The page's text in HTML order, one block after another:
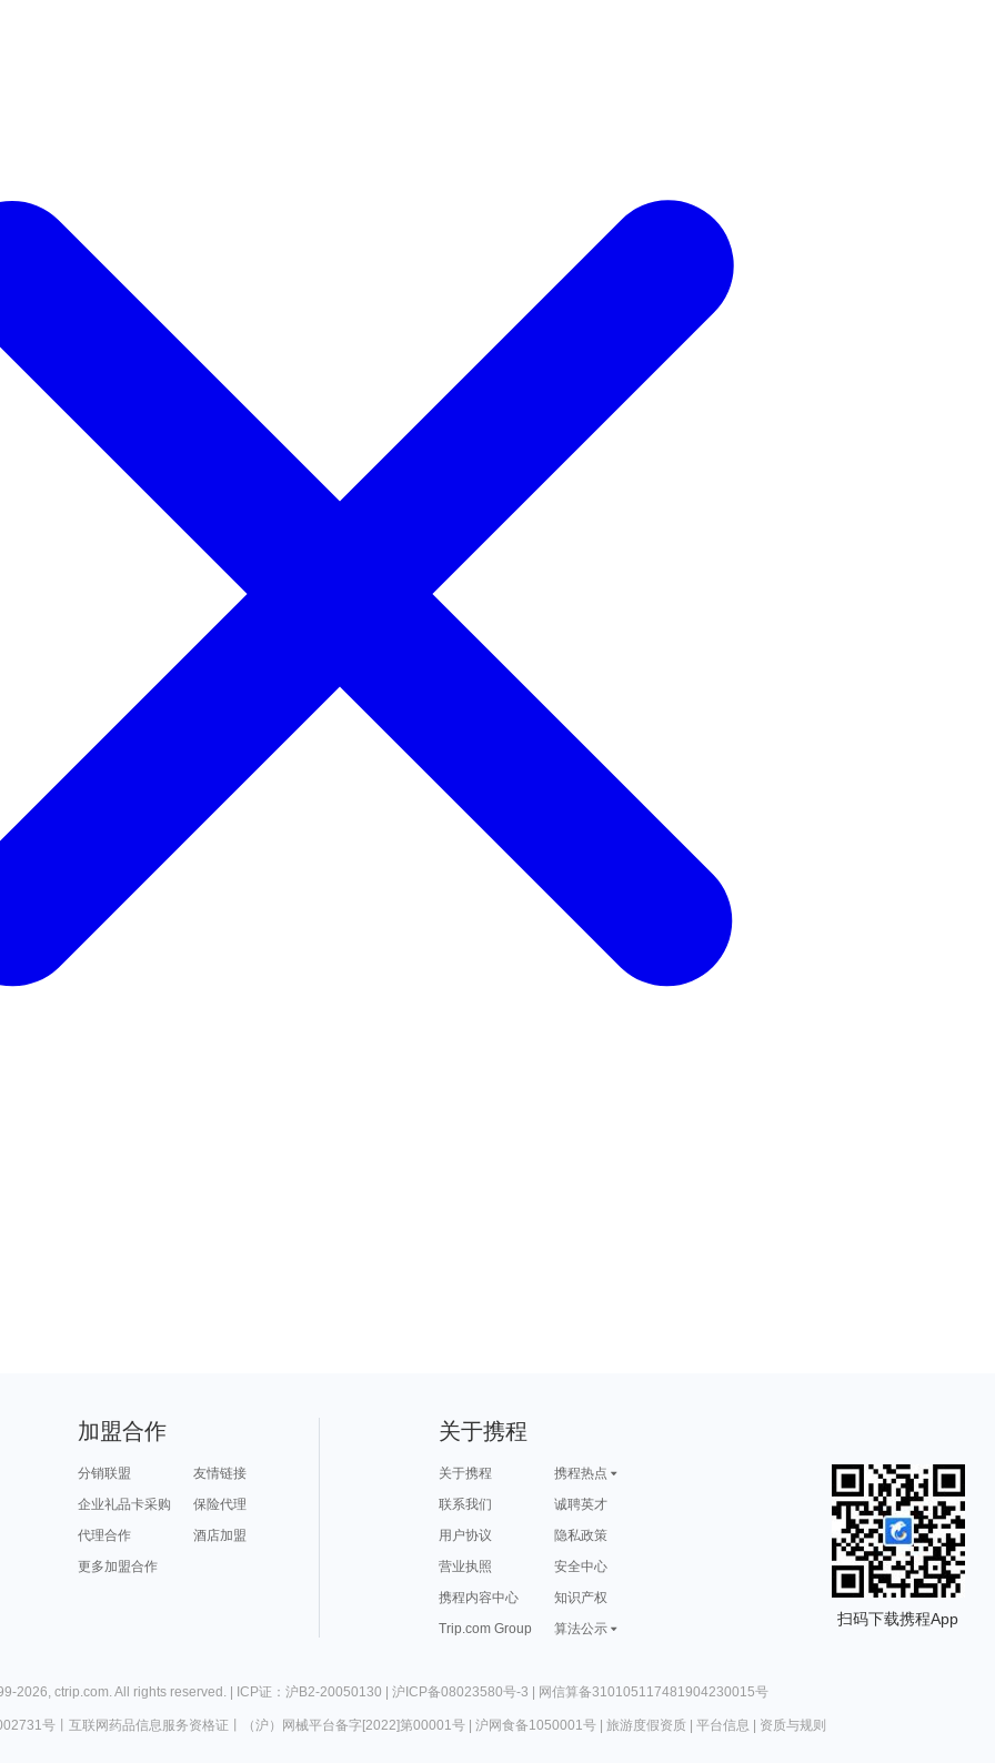
加盟合作
分销联盟
友情链接
企业礼品卡采购
保险代理
代理合作
酒店加盟
更多加盟合作
关于携程
关于携程
携程热点
联系我们
诚聘英才
用户协议
隐私政策
营业执照
安全中心
携程内容中心
知识产权
Trip.com Group
算法公示
扫码下载携程App
2026, ctrip.com. All rights reserved. | ICP证：沪B2-20050130 | 沪ICP备08023580号-3 | 网信算备310105117481904230015号
号丨 互联网药品信息服务资格证 （沪）网械平台备字[2022]第00001号| 沪网食备1050001号| 旅游度假资质| 平台信息 资质与规则